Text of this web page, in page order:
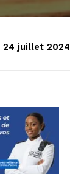
24 juillet 2024